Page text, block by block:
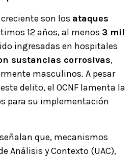
son los ataques
12 años, al menos 3 mil
ingresadas en hospitales
sustancias corrosivas,
masculinos. A pesar
delito, el OCNF lamenta la
para su implementación
que, mecanismos
Análisis y Contexto (UAC),